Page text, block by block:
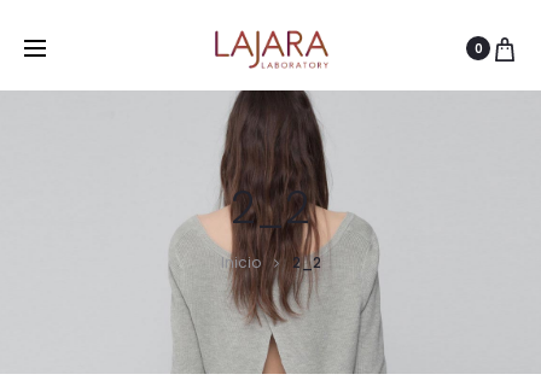
0
2_2
Inicio 2_2